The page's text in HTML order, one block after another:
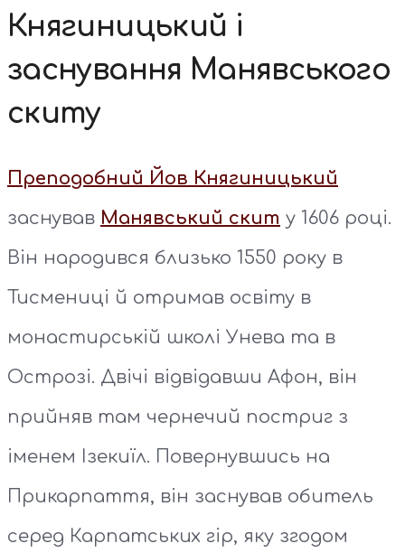
Княгиницький і
заснування Манявського
скиту
Преподобний Йов Княгиницький
заснував Манявський скит у 1606 році.
Він народився близько 1550 року в
Тисмениці й отримав освіту в
монастирській школі Унева та в
Острозі. Двічі відвідавши Афон, він
прийняв там чернечий постриг з
іменем Ізекиїл. Повернувшись на
Прикарпаття, він заснував обитель
серед Карпатських гір, яку згодом